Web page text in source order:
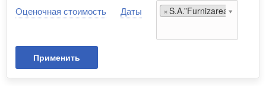
Оценочная стоимость Даты ×S.A.”Furnizarea Energiei
Применить